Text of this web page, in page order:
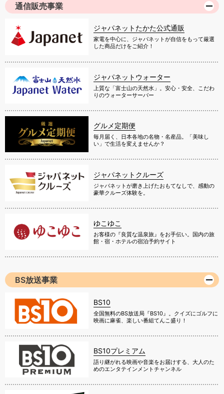
通信販売事業
ジャパネットたかた公式通販
家電を中心に、ジャパネットが自信をもって厳選
した商品だけをご紹介！
ジャパネットウォーター
上質な「富士山の天然水」。安心・安全、こだわ
りのウォーターサーバー
グルメ定期便
毎月届く、日本各地の名物・名産品。「美味し
い」で生活を変えませんか？
ジャパネットクルーズ
ジャパネットが磨き上げたおもてなしで、感動の
豪華クルーズ体験を。
ゆこゆこ
お客様の『良質な温泉旅』をお手伝い。国内の旅
館・宿・ホテルの宿泊予約サイト
BS放送事業
BS10
全国無料のBS放送局『BS10』。クイズにゴルフに
映画に麻雀、楽しい番組てんこ盛り！
BS10プレミアム
語り継がれる映画や音楽をお届けする、大人のた
めのエンタテインメントチャンネル